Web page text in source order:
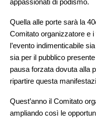
Quella alle porte sarà la
Comitato organizzatore e
l’evento indimenticabile
sia per il pubblico
pausa forzata dovuta alla
ripartire questa
Quest’anno il Comitato
ampliando così le